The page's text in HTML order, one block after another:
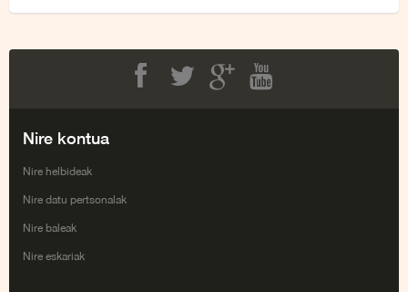
Nire kontua
Nire helbideak
Nire datu pertsonalak
Nire baleak
Nire eskariak